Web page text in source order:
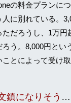
の料金プランに
人に別れている。
ただろうし、1万
ろう。8,000円とい
ことによって受け
iPhone買ったら705NKが文鎮になりそうで将来が不安